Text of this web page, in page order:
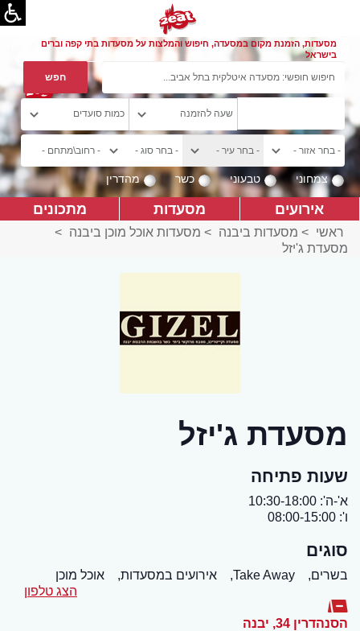
מסעדות, הזמנת מקום במסעדה, חיפוש והמלצות על מסעדות בתי קפה וברים
בישראל
צמחוני טבעוני כשר מהדרין
אירועים מסעדות מתכונים
ראשי > מסעדות ביבנה > מסעדות אוכל מוכן ביבנה >
מסעדת ג'יזל
מסעדת ג'יזל
שעות פתיחה
א'-ה': 10:30-18:00
ו': 08:00-15:00
סוגים
בשרים, Take Away, אירועים במסעדות,
אוכל מוכן
הצג טלפון
הסנהדרין 34 , יבנה